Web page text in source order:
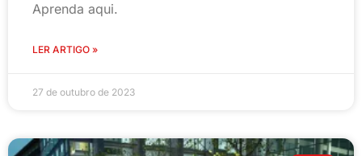
Aprenda aqui.
LER ARTIGO »
27 de outubro de 2023